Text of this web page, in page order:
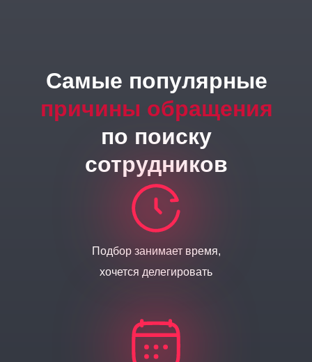
Самые популярные
причины обращения
по поиску
сотрудников
Подбор занимает время,
хочется делегировать